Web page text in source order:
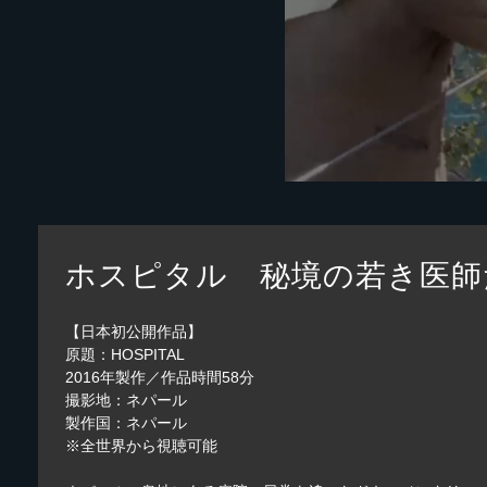
ホスピタル 秘境の若き医
【日本初公開作品】
原題：HOSPITAL
2016年製作／作品時間58分
撮影地：ネパール
製作国：ネパール
※全世界から視聴可能